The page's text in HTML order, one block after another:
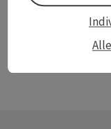
Online